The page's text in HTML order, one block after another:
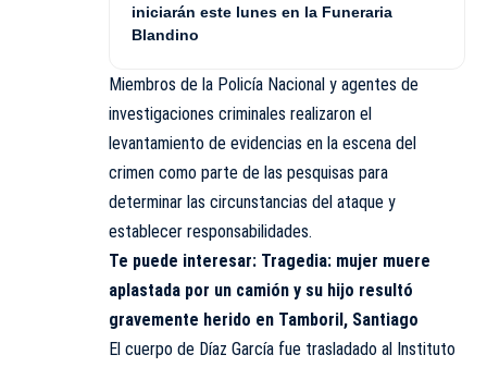
iniciarán este lunes en la Funeraria
Blandino
Miembros de la Policía Nacional y agentes de
investigaciones criminales realizaron el
levantamiento de evidencias en la escena del
crimen como parte de las pesquisas para
determinar las circunstancias del ataque y
establecer responsabilidades.
Te puede interesar: Tragedia: mujer muere
aplastada por un camión y su hijo resultó
gravemente herido en Tamboril, Santiago
El cuerpo de Díaz García fue trasladado al Instituto